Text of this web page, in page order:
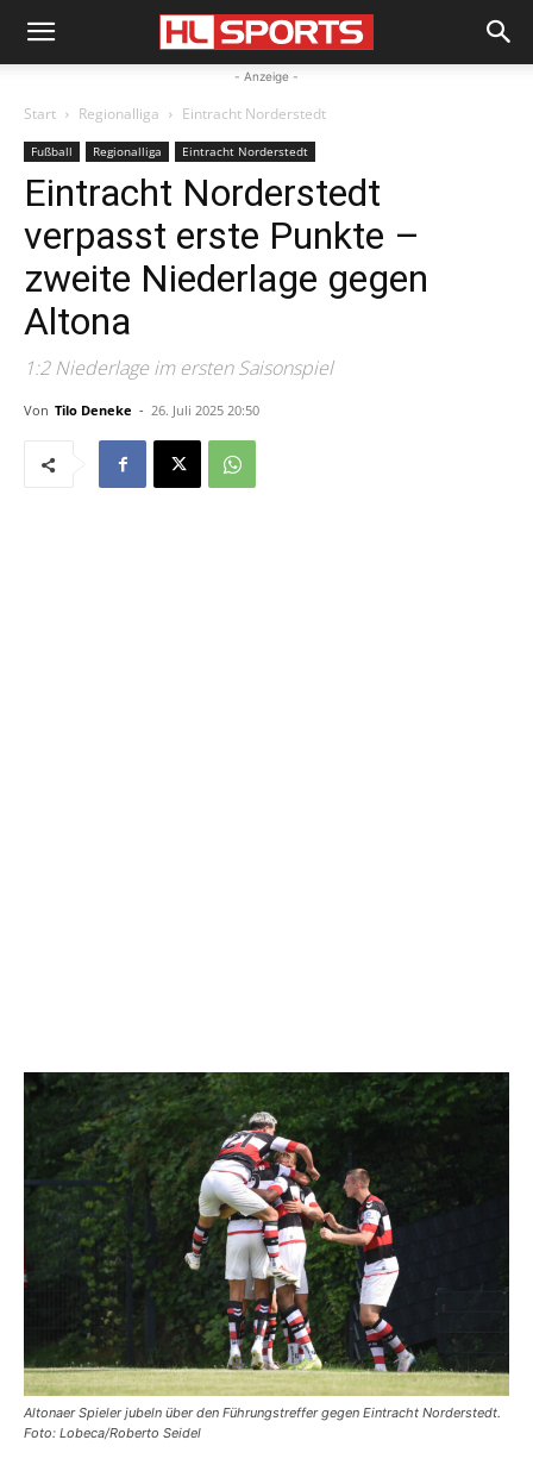
- Anzeige -
Start Regionalliga Eintracht Norderstedt
Fußball Regionalliga Eintracht Norderstedt
Eintracht Norderstedt
verpasst erste Punkte –
zweite Niederlage gegen
Altona
1:2 Niederlage im ersten Saisonspiel
Von Tilo Deneke - 26. Juli 2025 20:50
Altonaer Spieler jubeln über den Führungstreffer gegen Eintracht Norderstedt.
Foto: Lobeca/Roberto Seidel